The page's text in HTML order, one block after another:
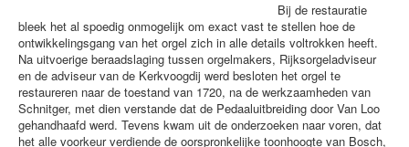
Bij de restauratie
bleek het al spoedig onmogelijk om exact vast te stellen hoe de
ontwikkelingsgang van het orgel zich in alle details voltrokken heeft.
Na uitvoerige beraadslaging tussen orgelmakers, Rijksorgeladviseur
en de adviseur van de Kerkvoogdij werd besloten het orgel te
restaureren naar de toestand van 1720, na de werkzaamheden van
Schnitger, met dien verstande dat de Pedaaluitbreiding door Van Loo
gehandhaafd werd. Tevens kwam uit de onderzoeken naar voren, dat
het alle voorkeur verdiende de oorspronkelijke toonhoogte van Bosch,